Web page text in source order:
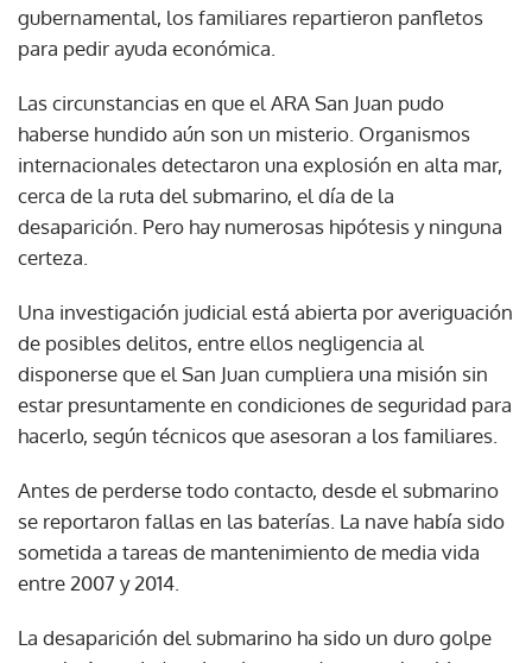
gubernamental, los familiares repartieron panfletos
para pedir ayuda económica.
Las circunstancias en que el ARA San Juan pudo
haberse hundido aún son un misterio. Organismos
internacionales detectaron una explosión en alta mar,
cerca de la ruta del submarino, el día de la
desaparición. Pero hay numerosas hipótesis y ninguna
certeza.
Una investigación judicial está abierta por averiguación
de posibles delitos, entre ellos negligencia al
disponerse que el San Juan cumpliera una misión sin
estar presuntamente en condiciones de seguridad para
hacerlo, según técnicos que asesoran a los familiares.
Antes de perderse todo contacto, desde el submarino
se reportaron fallas en las baterías. La nave había sido
sometida a tareas de mantenimiento de media vida
entre 2007 y 2014.
La desaparición del submarino ha sido un duro golpe